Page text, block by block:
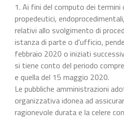
1. Ai fini del computo dei
propedeutici,
relativi allo svolgimento di
istanza di parte o d'ufficio,
febbraio 2020 o iniziati
si tiene conto del periodo
e quella del 15 maggio 2020.
Le pubbliche amministrazioni
organizzativa idonea ad
ragionevole durata e la celere